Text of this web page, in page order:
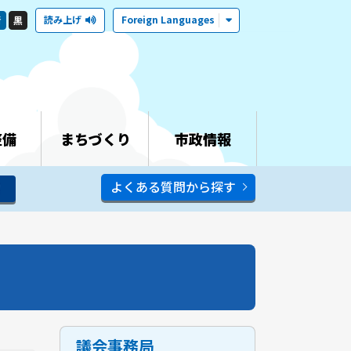
黒 読み上げ Foreign Languages
まちづくり 市政情報
よくある質問から探す
議会事務局